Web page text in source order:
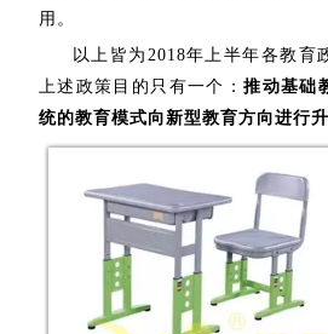
用。
以上皆为2018年上半年各教育
上述政策目的只有一个：推动基础
统的教育模式向新型教育方向进行升